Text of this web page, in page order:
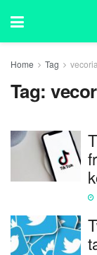
Home Tag vecoria
Tag: